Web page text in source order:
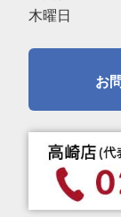
木曜日
お